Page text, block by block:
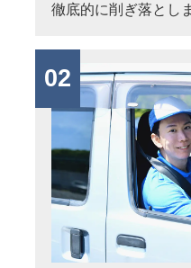
徹底的に削ぎ落とし
02